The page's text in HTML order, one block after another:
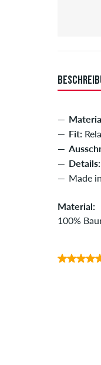
Fit:
Details:
Made
Material:
100%